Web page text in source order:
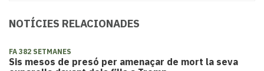
NOTÍCIES RELACIONADES
FA 382 SETMANES
Sis mesos de presó per amenaçar de mort la seva